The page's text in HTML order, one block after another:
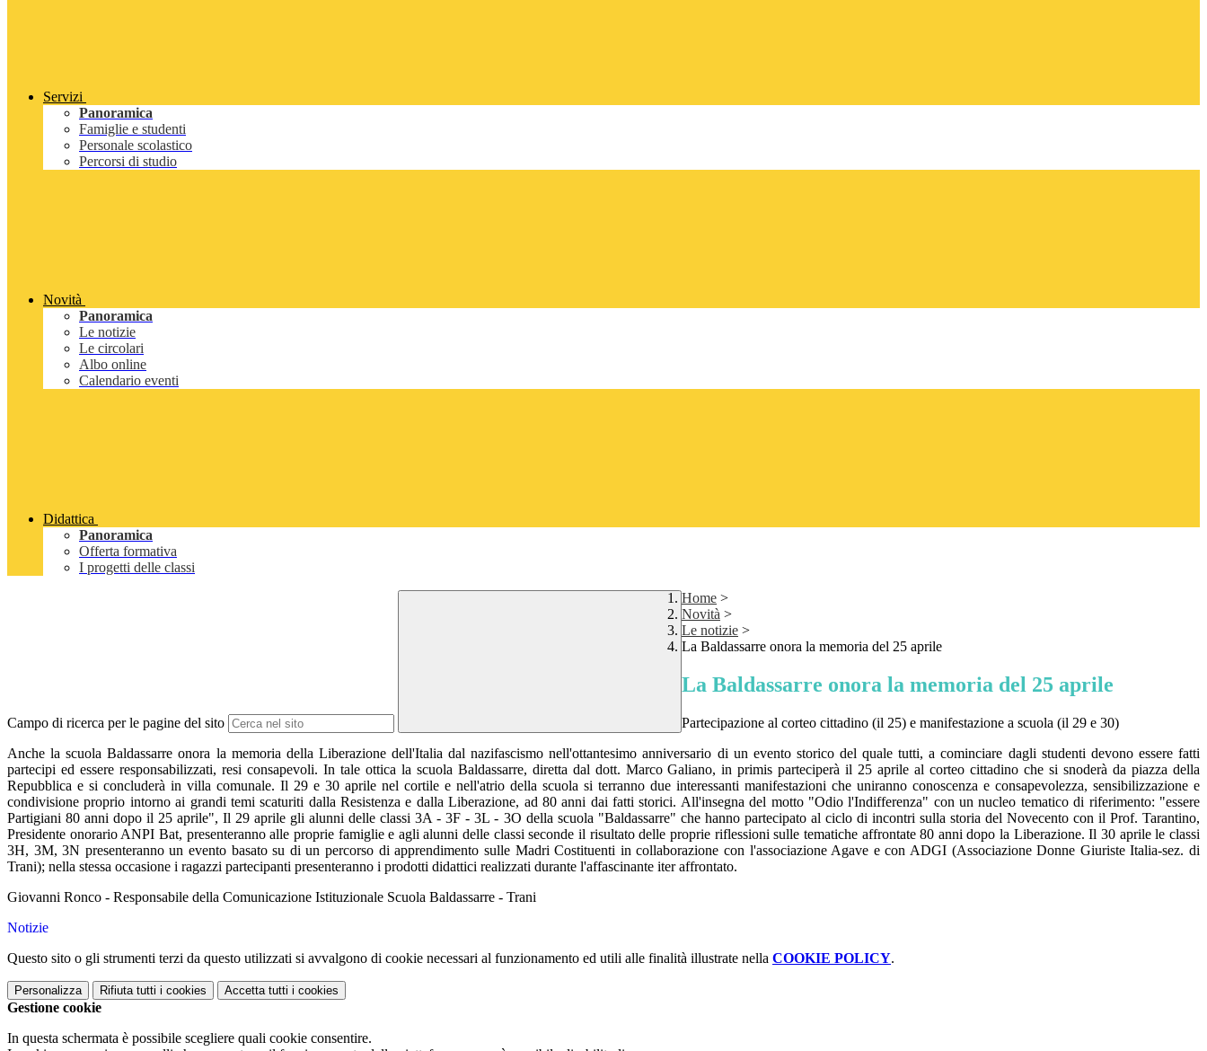
Servizi
Panoramica
Famiglie e studenti
Personale scolastico
Percorsi di studio
Novità
Panoramica
Le notizie
Le circolari
Albo online
Calendario eventi
Didattica
Panoramica
Offerta formativa
I progetti delle classi
Campo di ricerca per le pagine del sito
Home >
Novità >
Le notizie >
La Baldassarre onora la memoria del 25 aprile
La Baldassarre onora la memoria del 25 aprile
Partecipazione al corteo cittadino (il 25) e manifestazione a scuola (il 29 e 30)
Anche la scuola Baldassarre onora la memoria della Liberazione dell'Italia dal nazifascismo nell'ottantesimo anniversario di un evento storico del quale tutti, a cominciare dagli studenti devono essere fatti
partecipi ed essere responsabilizzati, resi consapevoli. In tale ottica la scuola Baldassarre, diretta dal dott. Marco Galiano, in primis parteciperà il 25 aprile al corteo cittadino che si snoderà da piazza della
Repubblica e si concluderà in villa comunale. Il 29 e 30 aprile nel cortile e nell'atrio della scuola si terranno due interessanti manifestazioni che uniranno conoscenza e consapevolezza, sensibilizzazione e
condivisione proprio intorno ai grandi temi scaturiti dalla Resistenza e dalla Liberazione, ad 80 anni dai fatti storici. All'insegna del motto "Odio l'Indifferenza" con un nucleo tematico di riferimento: "essere
Partigiani 80 anni dopo il 25 aprile", Il 29 aprile gli alunni delle classi 3A - 3F - 3L - 3O della scuola "Baldassarre" che hanno partecipato al ciclo di incontri sulla storia del Novecento con il Prof. Tarantino,
Presidente onorario ANPI Bat, presenteranno alle proprie famiglie e agli alunni delle classi seconde il risultato delle proprie riflessioni sulle tematiche affrontate 80 anni dopo la Liberazione. Il 30 aprile le classi
3H, 3M, 3N presenteranno un evento basato su di un percorso di apprendimento sulle Madri Costituenti in collaborazione con l'associazione Agave e con ADGI (Associazione Donne Giuriste Italia-sez. di
Trani); nella stessa occasione i ragazzi partecipanti presenteranno i prodotti didattici realizzati durante l'affascinante iter affrontato.
Giovanni Ronco - Responsabile della Comunicazione Istituzionale Scuola Baldassarre - Trani
Notizie
Questo sito o gli strumenti terzi da questo utilizzati si avvalgono di cookie necessari al funzionamento ed utili alle finalità illustrate nella COOKIE POLICY.
Personalizza Rifiuta tutti i cookies Accetta tutti i cookies
Gestione cookie
In questa schermata è possibile scegliere quali cookie consentire.